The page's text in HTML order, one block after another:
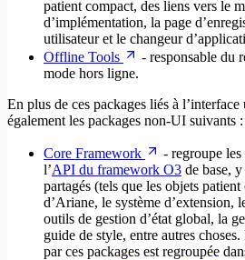
patient compact, des liens vers le
d’implémentation, la page
utilisateur et le changeur
Offline Tools
- responsable du
mode hors ligne.
En plus de ces packages liés à
également les packages non-UI suivants :
Core Framework
- regroupe
l’API du framework O3 de base,
partagés (tels que les objets
d’Ariane, le système d’extension,
outils de gestion d’état global, la
guide de style, entre autres
par ces packages est regroupée